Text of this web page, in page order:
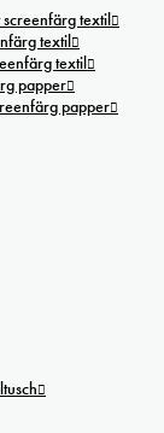
screenfärg textil
textil
textil
papper
papper